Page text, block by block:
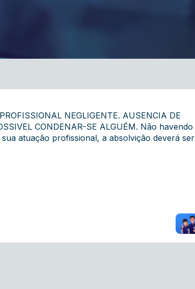
NEGLIGENTE. AUSENCIA DE
CONDENAR-SE ALGUÉM. Não havendo
atuação profissional, a absolvição deverá ser